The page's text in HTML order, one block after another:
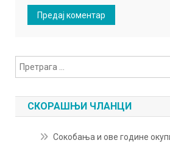
СКОРАШЊИ ЧЛАНЦИ
Сокобања и ове године